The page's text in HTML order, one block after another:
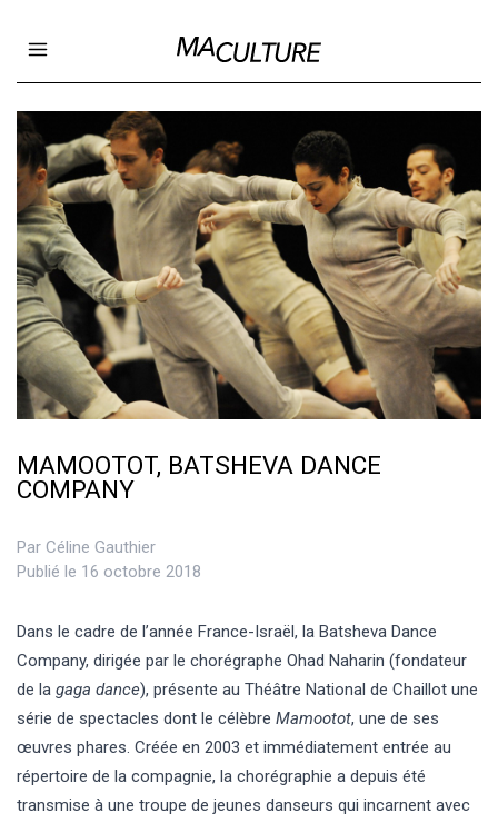
Open main menu
Ma Culture
MAMOOTOT, BATSHEVA DANCE
COMPANY
Par Céline Gauthier
Publié le 16 octobre 2018
Dans le cadre de l’année France-Israël, la Batsheva Dance
Company, dirigée par le chorégraphe Ohad Naharin (fondateur
de la gaga dance), présente au Théâtre National de Chaillot une
série de spectacles dont le célèbre Mamootot, une de ses
œuvres phares. Créée en 2003 et immédiatement entrée au
répertoire de la compagnie, la chorégraphie a depuis été
transmise à une troupe de jeunes danseurs qui incarnent avec